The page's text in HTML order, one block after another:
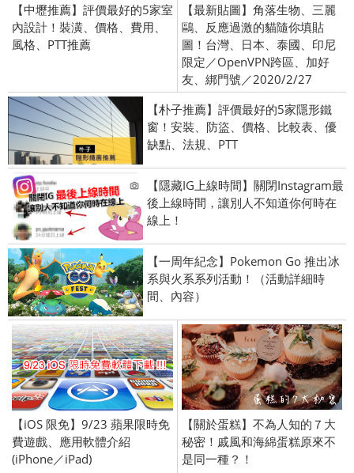
【中壢推薦】評價最好的5家室
內設計！裝潢、價格、費用、
風格、PTT推薦
【最新貼圖】角落生物、三麗
鷗、反應過激的貓隨你填貼
圖！台灣、日本、泰國、印尼
限定／OpenVPN跨區、加好
友、綁門號／2020/2/27
【朴子推薦】評價最好的5家隱形鐵
窗！安裝、防盜、價格、比較表、優
缺點、法規、PTT
【隱藏IG上線時間】關閉Instagram最
後上線時間，讓別人不知道你何時在
線上！
【一周年紀念】Pokemon Go 推出冰
系與火系系列活動！（活動詳細時
間、內容）
【iOS 限免】9/23 蘋果限時免
費遊戲、應用軟體介紹
(iPhone／iPad)
【關於蛋糕】不為人知的７大
秘密！戚風和海綿蛋糕原來不
是同一種？！